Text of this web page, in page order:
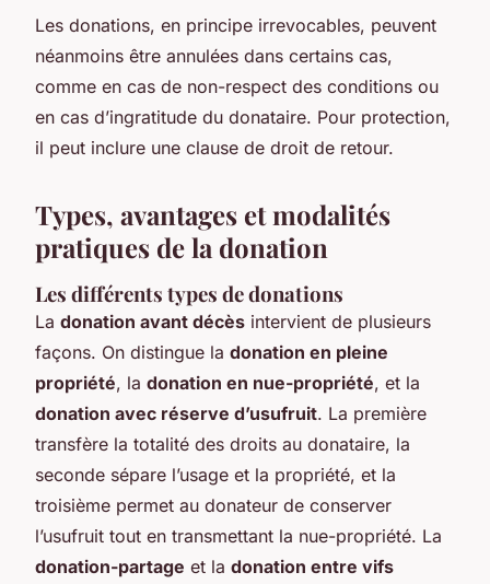
Les donations, en principe irrevocables, peuvent
néanmoins être annulées dans certains cas,
comme en cas de non-respect des conditions ou
en cas d’ingratitude du donataire. Pour protection,
il peut inclure une clause de droit de retour.
Types, avantages et modalités
pratiques de la donation
Les différents types de donations
La donation avant décès intervient de plusieurs
façons. On distingue la donation en pleine
propriété, la donation en nue-propriété, et la
donation avec réserve d’usufruit. La première
transfère la totalité des droits au donataire, la
seconde sépare l’usage et la propriété, et la
troisième permet au donateur de conserver
l’usufruit tout en transmettant la nue-propriété. La
donation-partage et la donation entre vifs